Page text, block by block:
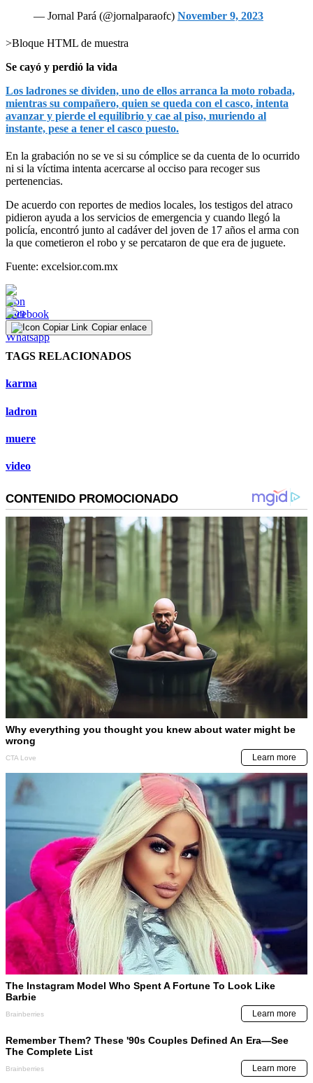
— Jornal Pará (@jornalparaofc) November 9, 2023
>Bloque HTML de muestra
Se cayó y perdió la vida
Los ladrones se dividen, uno de ellos arranca la moto robada,
mientras su compañero, quien se queda con el casco, intenta
avanzar y pierde el equilibrio y cae al piso, muriendo al
instante, pese a tener el casco puesto.
En la grabación no se ve si su cómplice se da cuenta de lo ocurrido
ni si la víctima intenta acercarse al occiso para recoger sus
pertenencias.
De acuerdo con reportes de medios locales, los testigos del atraco
pidieron ayuda a los servicios de emergencia y cuando llegó la
policía, encontró junto al cadáver del joven de 17 años el arma con
la que cometieron el robo y se percataron de que era de juguete.
Fuente: excelsior.com.mx
Copiar enlace
TAGS RELACIONADOS
karma
ladron
muere
video